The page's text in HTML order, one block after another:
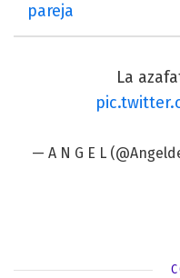
pareja
La
— A N G E L